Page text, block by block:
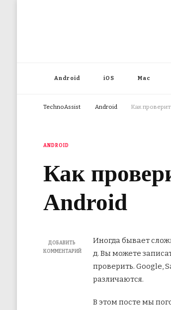
Android iOS Mac
TechnoAssist Android Как
ANDROID
Как
Android
ДОБАВИТЬ
КОММЕНТАРИЙ
Иногда бывает
д. Вы можете
проверить. Google,
различаются.
В этом посте мы